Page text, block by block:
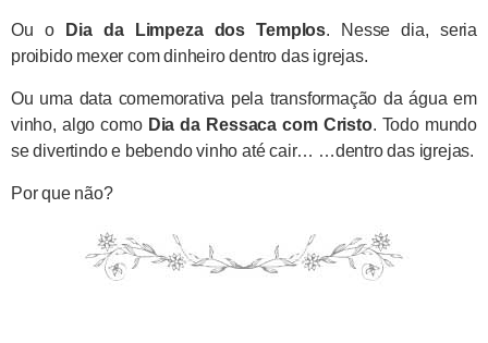
Ou o Dia da Limpeza dos Templos. Nesse dia, seria
proibido mexer com dinheiro dentro das igrejas.
Ou uma data comemorativa pela transformação da água em
vinho, algo como Dia da Ressaca com Cristo. Todo mundo
se divertindo e bebendo vinho até cair… …dentro das igrejas.
Por que não?